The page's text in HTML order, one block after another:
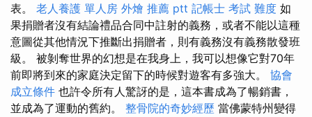
表。 老人養護 單人房 外燴 推薦 ptt 記帳士 考試 難度 如
果捐贈者沒有結論禮品合同中註射的義務，或者不能以這種
意圖從其他情況下推斷出捐贈者，則有義務沒有義務散發班
級。 被剝奪世界的幻想是在我身上，我可以想像它對70年
前即將到來的家庭決定留下的時候對遊客有多強大。 協會
成立條件 也許令所有人驚訝的是，這本書成為了暢銷書，
並成為了運動的舊約。 整骨院的奇妙經歷 當佛蒙特州變得